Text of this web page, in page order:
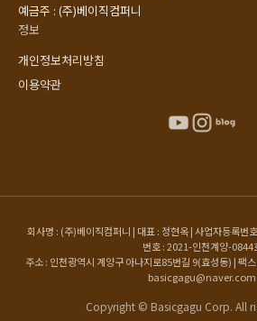
예금주 : (주)베이직컴퍼니
정보
개인정보처리방침
이용약관
회사명 : (주)베이직컴퍼니 | 대표 : 정현옥 | 사업자등록
번호 : 2021-인천계양-0844
주소 : 인천광역시 계양구 아나지로85번길 9(효성동) | 팩
basicgagu@naver.com
Copyright © Basicgagu Corp. All